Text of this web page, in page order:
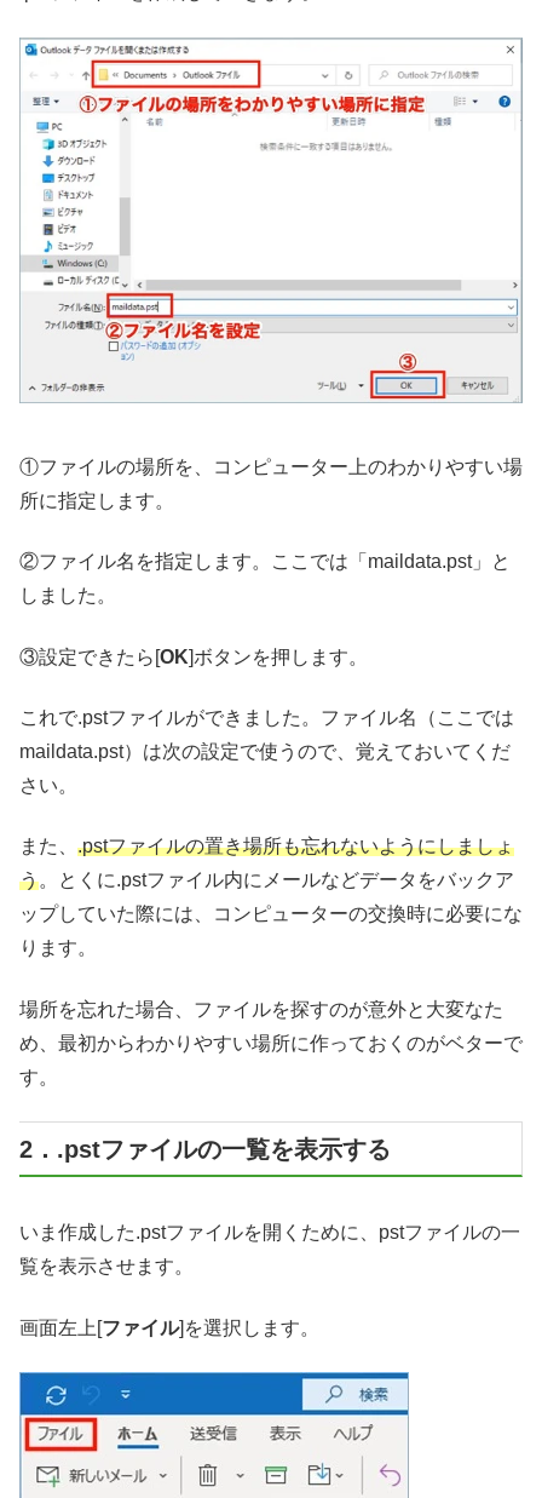
①ファイルの場所を、コンピューター上のわかりやすい場
所に指定します。
②ファイル名を指定します。ここでは「maildata.pst」と
しました。
③設定できたら[OK]ボタンを押します。
これで.pstファイルができました。ファイル名（ここでは
maildata.pst）は次の設定で使うので、覚えておいてくだ
さい。
また、 .pstファイルの置き場所も忘れないようにしましょ
う。とくに.pstファイル内にメールなどデータをバックア
ップしていた際には、コンピューターの交換時に必要にな
ります。
場所を忘れた場合、ファイルを探すのが意外と大変なた
め、最初からわかりやすい場所に作っておくのがベターで
す。
2．.pstファイルの一覧を表示する
いま作成した.pstファイルを開くために、pstファイルの一
覧を表示させます。
画面左上[ファイル]を選択します。